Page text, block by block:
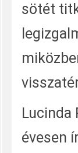
sötét
Lucinda
évesen